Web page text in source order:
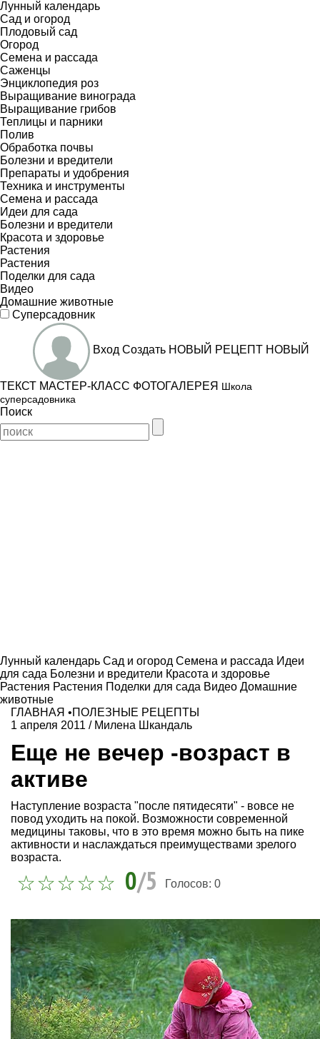
Лунный календарь
Сад и огород
Плодовый сад
Огород
Семена и рассада
Саженцы
Энциклопедия роз
Выращивание винограда
Выращивание грибов
Теплицы и парники
Полив
Обработка почвы
Болезни и вредители
Препараты и удобрения
Техника и инструменты
Семена и рассада
Идеи для сада
Болезни и вредители
Красота и здоровье
Растения
Растения
Поделки для сада
Видео
Домашние животные
Суперсадовник
Вход Создать НОВЫЙ РЕЦЕПТ НОВЫЙ
ТЕКСТ МАСТЕР-КЛАСС ФОТОГАЛЕРЕЯ Школа
суперсадовника
Поиск
Лунный календарь Сад и огород Семена и рассада Идеи
для сада Болезни и вредители Красота и здоровье
Растения Растения Поделки для сада Видео Домашние
животные
ГЛАВНАЯ •ПОЛЕЗНЫЕ РЕЦЕПТЫ
1 апреля 2011 / Милена Шкандаль
Еще не вечер -возраст в
активе
Наступление возраста "после пятидесяти" - вовсе не
повод уходить на покой. Возможности современной
медицины таковы, что в это время можно быть на пике
активности и наслаждаться преимуществами зрелого
возраста.
0/5 Голосов: 0